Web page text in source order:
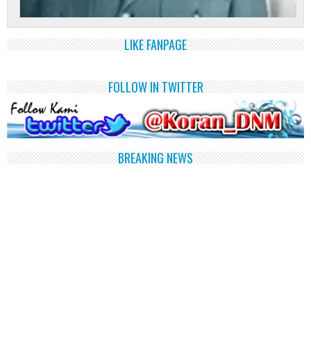
LIKE FANPAGE
FOLLOW IN TWITTER
BREAKING NEWS